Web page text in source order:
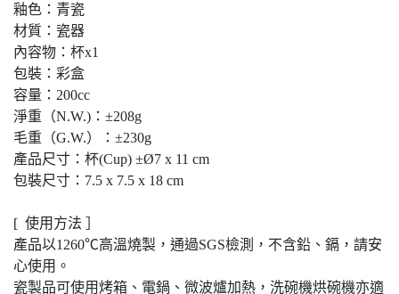
釉色：青瓷
材質：瓷器
內容物：杯x1
包裝：彩盒
容量：200cc
淨重（N.W.) ： ±208g
毛重（G.W.）： ±230g
產品尺寸：杯(Cup) ±Ø7 x 11 cm
包裝尺寸： 7.5 x 7.5 x 18 cm
[ 使用方法 ］
產品以1260℃高溫燒製，通過SGS檢測，不含鉛、鎘，請安
心使用。
瓷製品可使用烤箱、電鍋、微波爐加熱，洗碗機烘碗機亦適